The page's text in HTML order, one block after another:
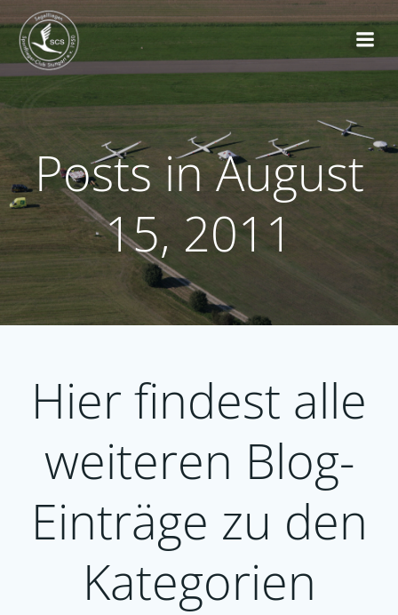
Inhalt
Posts in August
15, 2011
Hier findest alle
weiteren Blog-
Einträge zu den
Kategorien